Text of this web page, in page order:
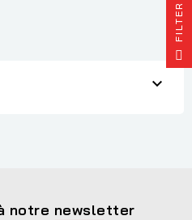

notre newsletter
R